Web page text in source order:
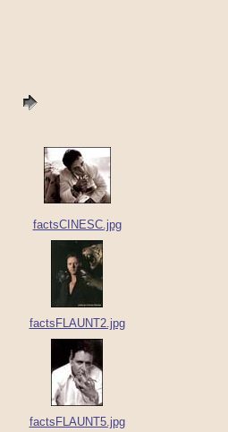
factsCINESC.jpg
factsFLAUNT2.jpg
factsFLAUNT5.jpg